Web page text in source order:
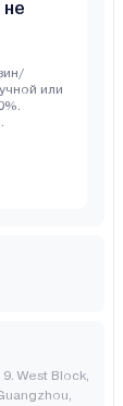
или
West Block,